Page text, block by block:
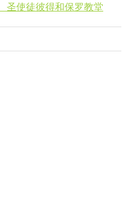
使徒彼得和保罗教堂